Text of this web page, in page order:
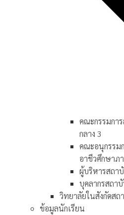
คณะกรรมกา
กลาง 3
คณะอนุกรรม
อาชีวศึกษาภ
ผู้บริหารสถา
บุคลากรสถา
วิทยาลัยในสังกัดสถ
ข้อมูลนักเรียน